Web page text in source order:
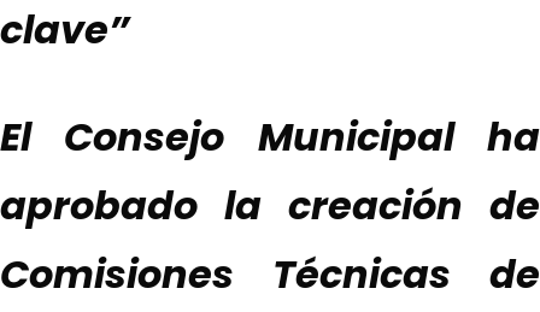
clave”
El Consejo Municipal ha
aprobado la creación de
Comisiones Técnicas de